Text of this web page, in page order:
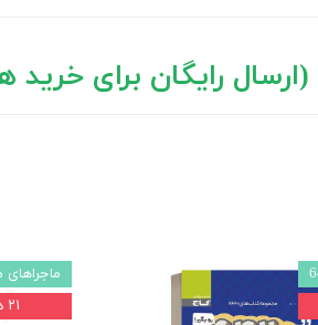
های بالای 5
۲۱ درصد